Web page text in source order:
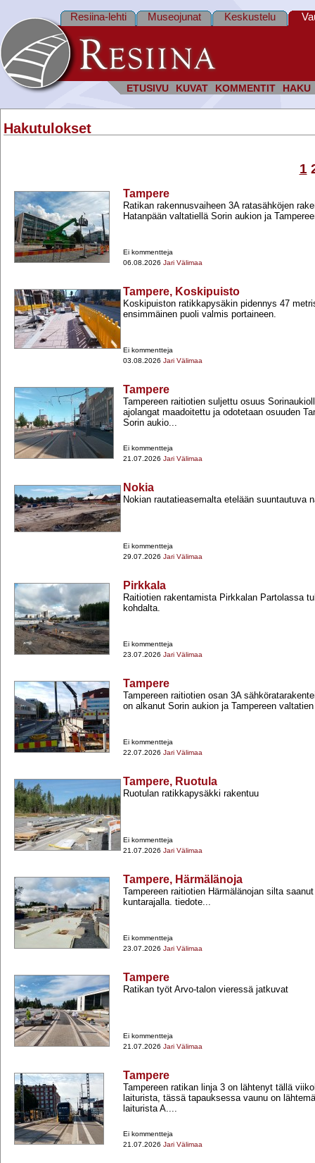
ETUSIVU KUVAT KOMMENTIT HAKU
Resiina-lehti Museojunat Keskustelu
Hakutulokset
1
Tampere
Ratikan rakennusvaiheen 3A ratasähköjen
Hatanpään valtatiellä Sorin aukion ja
Ei kommentteja
06.08.2026 Jari Välimaa
Tampere, Koskipuisto
Koskipuiston ratikkapysäkin pidennys 47
ensimmäinen puoli valmis portaineen.
Ei kommentteja
03.08.2026 Jari Välimaa
Tampere
Tampereen raitiotien suljettu osuus
ajolangat maadoitettu ja odotetaan osuuden
Sorin aukio...
Ei kommentteja
21.07.2026 Jari Välimaa
Nokia
Nokian rautatieasemalta etelään suuntautuva
Ei kommentteja
29.07.2026 Jari Välimaa
Pirkkala
Raitiotien rakentamista Pirkkalan Partolassa
kohdalta.
Ei kommentteja
23.07.2026 Jari Välimaa
Tampere
Tampereen raitiotien osan 3A
on alkanut Sorin aukion ja Tampereen
Ei kommentteja
22.07.2026 Jari Välimaa
Tampere, Ruotula
Ruotulan ratikkapysäkki rakentuu
Ei kommentteja
21.07.2026 Jari Välimaa
Tampere, Härmälänoja
Tampereen raitiotien Härmälänojan silta
kuntarajalla. tiedote...
Ei kommentteja
23.07.2026 Jari Välimaa
Tampere
Ratikan työt Arvo-​talon vieressä jatkuvat
Ei kommentteja
21.07.2026 Jari Välimaa
Tampere
Tampereen ratikan linja 3 on lähtenyt tällä
laiturista, tässä tapauksessa vaunu on
laiturista A....
Ei kommentteja
21.07.2026 Jari Välimaa